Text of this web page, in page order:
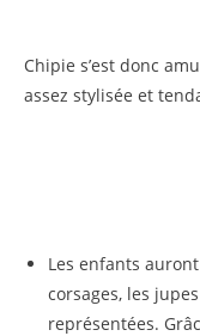
Chipie s’est donc
assez stylisée et
Les enfants
corsages, les
représentées.